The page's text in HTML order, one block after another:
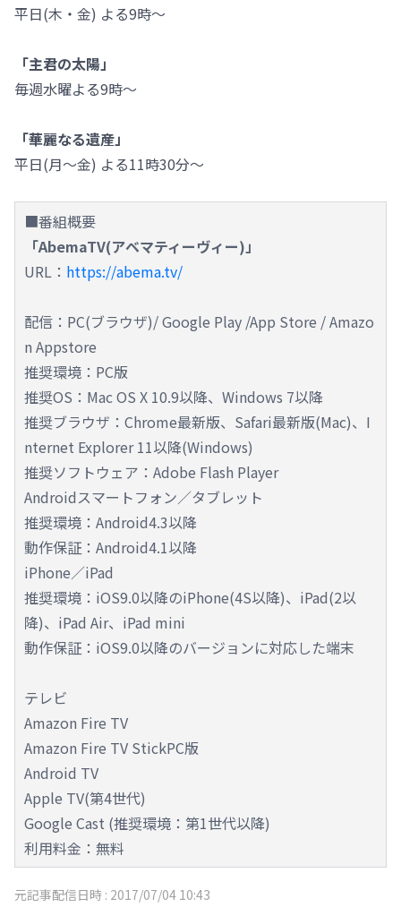
平日(木・金) よる9時～
「主君の太陽」
毎週水曜よる9時～
「華麗なる遺産」
平日(月～金) よる11時30分～
■番組概要
「AbemaTV(アベマティーヴィー)」
URL： https://abema.tv/
配信：PC(ブラウザ)/ Google Play /App Store / Amazo
n Appstore
推奨環境：PC版
推奨OS：Mac OS X 10.9以降、Windows 7以降
推奨ブラウザ：Chrome最新版、Safari最新版(Mac)、I
nternet Explorer 11以降(Windows)
推奨ソフトウェア：Adobe Flash Player
Androidスマートフォン／タブレット
推奨環境：Android4.3以降
動作保証：Android4.1以降
iPhone／iPad
推奨環境：iOS9.0以降のiPhone(4S以降)、iPad(2以
降)、iPad Air、iPad mini
動作保証：iOS9.0以降のバージョンに対応した端末
テレビ
Amazon Fire TV
Amazon Fire TV StickPC版
Android TV
Apple TV(第4世代)
Google Cast (推奨環境：第1世代以降)
利用料金：無料
元記事配信日時 : 2017/07/04 10:43